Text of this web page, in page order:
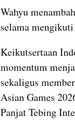
Wahyu
selama
Keikutsertaan
momentum
sekaligus
Asian Games
Panjat Tebing